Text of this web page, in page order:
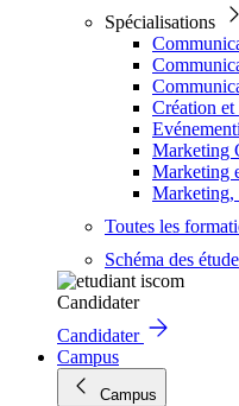
Spécialisations
Création
Marketing
Marketing
Marketing,
Toutes les
Schéma des
Candidater
Candidater
Campus
Campus